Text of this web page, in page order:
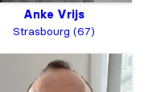
Anke Vrijs
Strasbourg (67)